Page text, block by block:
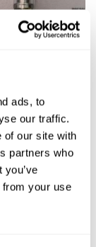
ads, to
our traffic.
of our site with
partners who
from your use
20 segundos,
la posición
El maestro
el
del